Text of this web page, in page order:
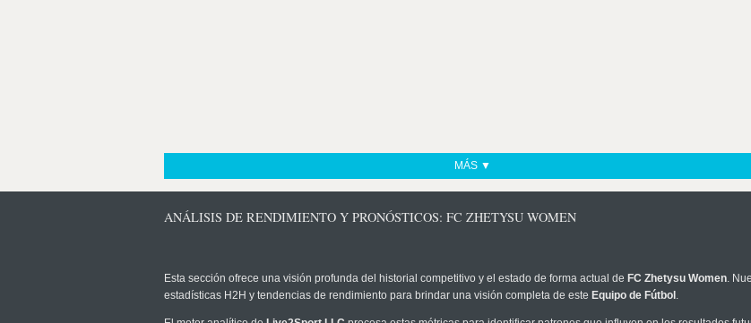
MÁS ▼
ANÁLISIS DE RENDIMIENTO Y PRONÓSTICOS: FC ZHETYSU WOMEN
Esta sección ofrece una visión profunda del historial competitivo y el estado de forma actual de FC Zhetysu Women.
estadísticas H2H y tendencias de rendimiento para brindar una visión completa de este Equipo de Fútbol .